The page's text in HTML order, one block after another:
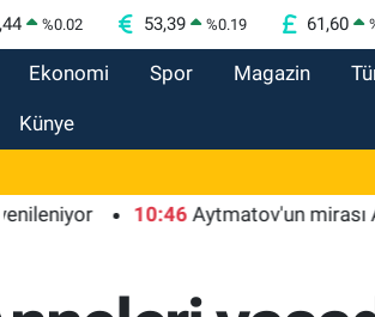
%0.02 53,39 %0.19 61,60
Ekonomi Spor Magazin
Künye
10:46 Aytmatov'un mirası